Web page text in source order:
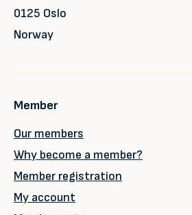
0125 Oslo
Norway
Member
Our members
Why become a member?
Member registration
My account